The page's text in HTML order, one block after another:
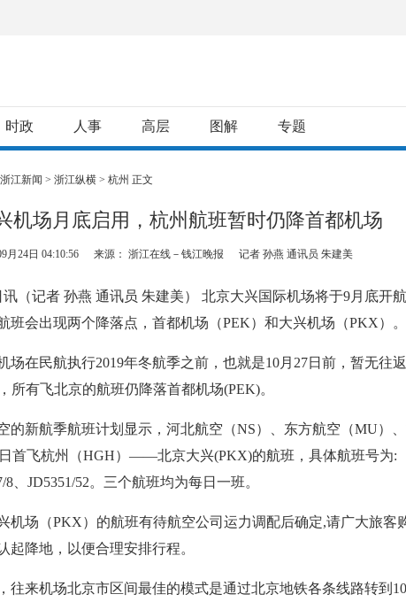
时政 人事 高层 图解 专题
浙江新闻 > 浙江纵横 > 杭州 正文
机场月底启用，杭州航班暂时仍降首都机场
月24日 04:10:56 来源： 浙江在线－钱江晚报 记者 孙燕 通讯员 朱建美
（记者 孙燕 通讯员 朱建美） 北京大兴国际机场将于9月底开
班会出现两个降落点，首都机场（PEK）和大兴机场（PKX）。
场在民航执行2019年冬航季之前，也就是10月27日前，暂无往
所有飞北京的航班仍降落首都机场(PEK)。
的新航季航班计划显示，河北航空（NS）、东方航空（MU）
首飞杭州（HGH）——北京大兴(PKX)的航班，具体航班号为:
8、JD5351/52。三个航班均为每日一班。
机场（PKX）的航班有待航空公司运力调配后确定,请广大旅客
起降地，以便合理安排行程。
往来机场北京市区间最佳的模式是通过北京地铁各条线路转到